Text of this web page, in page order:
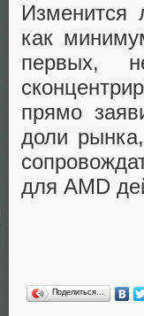
Изменится
как
первых,
прямо
доли
для AMD
Поделиться…